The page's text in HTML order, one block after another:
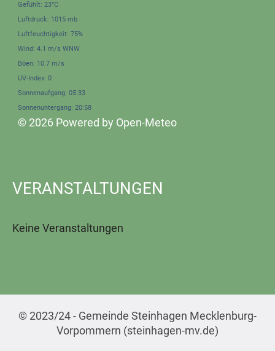
Gefühlt: 23°C
Luftdruck: 1015 mb
Luftfeuchtigkeit: 75%
Wind: 4.1 m/s WNW
Böen: 10.7 m/s
UV-Index: 0
Sonnenaufgang: 05:33
Sonnenuntergang: 20:58
© 2026 Powered by Open-Meteo
VERANSTALTUNGEN
Keine Veranstaltungen
© 2023/24 - Gemeinde Steinhagen Mecklenburg-
Vorpommern (steinhagen-mv.de)